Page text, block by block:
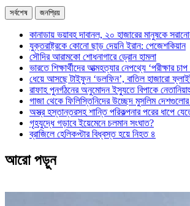
সর্বশেষ জনপ্রিয়
কানাডায় ভয়াবহ দাবানল, ২০ হাজারের মানুষকে
যুক্তরাষ্ট্রকে কোনো ছাড় দেয়নি ইরান: পেজেশকিয়ান
সৌদির আরামকো শোধনাগারে ড্রোন হামলা
ভারতে শিক্ষার্থীদের আত্মহত্যার নেপথ্যে ‘পরীক্ষার
ধেয়ে আসছে টাইফুন ‘ডলফিন’, বাতিল হাজারো
রাফাহ পুনর্গঠনের অনুমোদন ইস্যুতে বিপাকে
গাজা থেকে ফিলিস্তিনিদের উচ্ছেদ মুসলিম
অস্ত্র হস্তান্তরসহ শান্তি পরিকল্পনার পরের ধাপে
গৃহযুদ্ধে গড়াবে ইয়েমেনে চলমান সংঘাত?
ব্রাজিলে হেলিকপ্টার বিধ্বস্ত হয়ে নিহত ৪
আরো পড়ুন